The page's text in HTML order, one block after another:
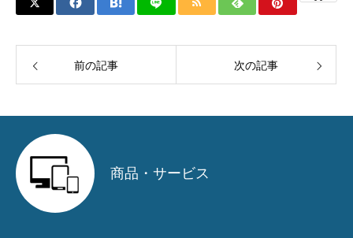
採用情報
募集要項
選考プロセス
前の記事 次の記事
商品・サービス